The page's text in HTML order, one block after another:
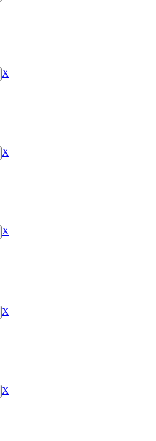
X
X
X
X
X